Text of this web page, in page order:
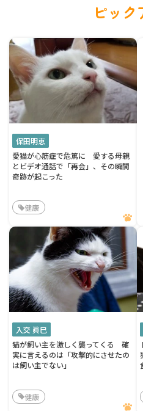
ピッ
保田明恵
愛猫が心筋症で危篤に 愛する母親
とビデオ通話で「再会」、その瞬間
奇跡が起こった
健康
入交 眞巳
猫が飼い主を激しく襲ってくる 確
実に言えるのは「攻撃的にさせたの
は飼い主でない」
健康